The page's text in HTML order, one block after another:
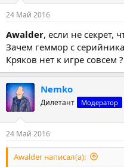
24 Май 2016
Awalder, если не секрет,
Зачем геммор с
Кряков нет к игре совсем ?
Nemko
Дилетант Модератор
24 Май 2016
Awalder написал(а):